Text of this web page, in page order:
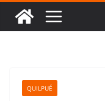
QUILPUÉ